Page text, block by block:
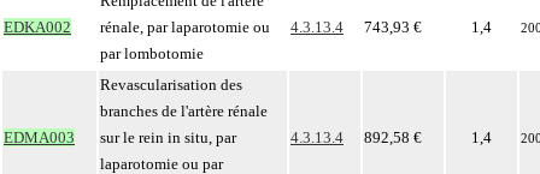
EDKA002
rénale, par laparotomie ou
par lombotomie
4.3.13.4 743,93 € 1,4
EDMA003
Revascularisation des
branches de l'artère rénale
sur le rein in situ, par
laparotomie ou par
4.3.13.4 892,58 € 1,4